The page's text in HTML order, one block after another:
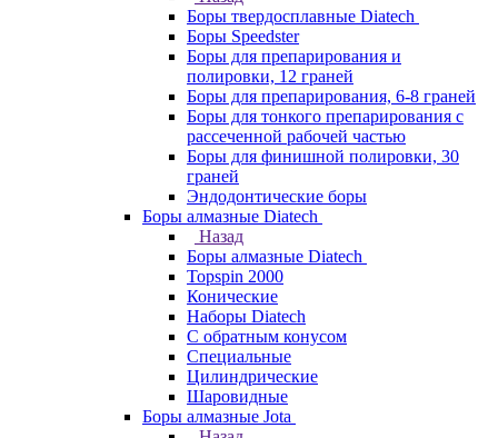
Боры твердосплавные Diatech
Боры Speedster
Боры для препарирования и
полировки, 12 граней
Боры для препарирования, 6-8 граней
Боры для тонкого препарирования с
рассеченной рабочей частью
Боры для финишной полировки, 30
граней
Эндодонтические боры
Боры алмазные Diatech
Назад
Боры алмазные Diatech
Topspin 2000
Конические
Наборы Diatech
С обратным конусом
Специальные
Цилиндрические
Шаровидные
Боры алмазные Jota